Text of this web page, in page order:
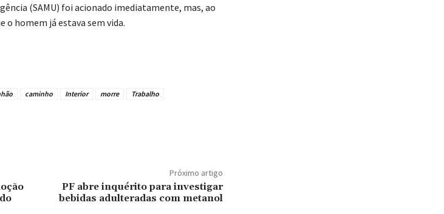
(SAMU) foi acionado imediatamente, mas, ao
o homem já estava sem vida.
caminho Interior morre Trabalho
Próximo artigo
PF abre inquérito para investigar
bebidas adulteradas com metanol